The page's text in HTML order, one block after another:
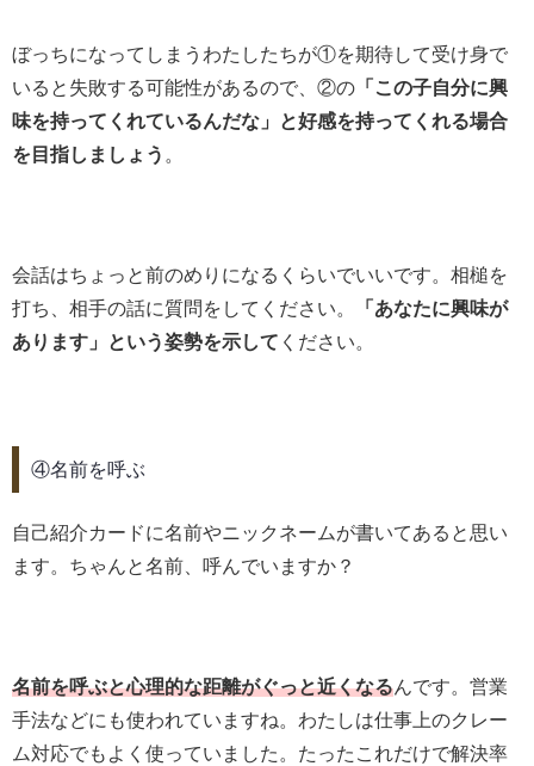
ぼっちになってしまうわたしたちが①を期待して受け身で
いると失敗する可能性があるので、②の 「この子自分に興
味を持ってくれているんだな」と好感を持ってくれる場合
を目指しましょう 。
会話はちょっと前のめりになるくらいでいいです。相槌を
打ち、相手の話に質問をしてください。
「あなたに興味が
あります」という姿勢を示して ください。
④名前を呼ぶ
自己紹介カードに名前やニックネームが書いてあると思い
ます。ちゃんと名前、呼んでいますか？
名前を呼ぶと心理的な距離がぐっと近くなるんです。営業
手法などにも使われていますね。わたしは仕事上のクレー
ム対応でもよく使っていました。たったこれだけで解決率